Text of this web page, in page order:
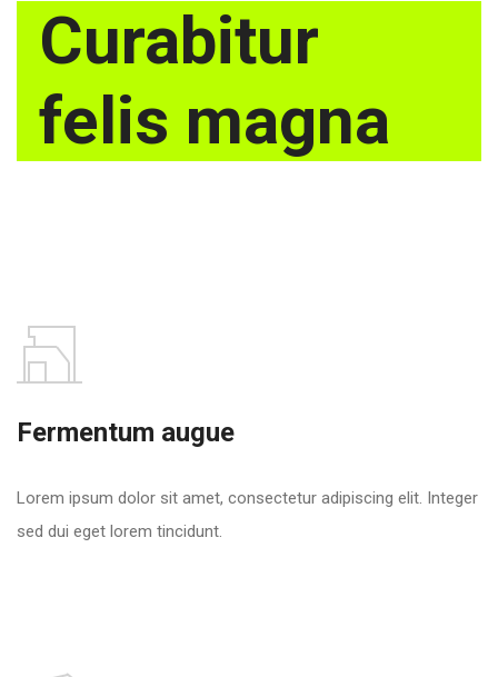
Curabitur
felis magna
Fermentum augue
Lorem ipsum dolor sit amet, consectetur adipiscing elit. Integer
sed dui eget lorem tincidunt.